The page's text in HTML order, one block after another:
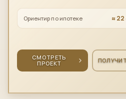
Ориентир по ипотеке ≈
СМОТРЕТЬ
ПРОЕКТ